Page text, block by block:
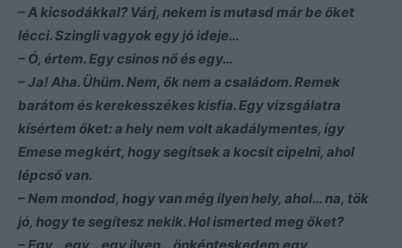
– A kicsodákkal? Várj, nekem is mutasd már be őket
lécci. Szingli vagyok egy jó ideje…
– Ó, értem. Egy csinos nő és egy…
– Ja! Aha. Ühüm. Nem, ők nem a családom. Remek
barátom és kerekesszékes kisfia. Egy vizsgálatra
kísértem őket: a hely nem volt akadálymentes, így
Emese megkért, hogy segítsek a kocsit cipelni, ahol
lépcső van.
– Nem mondod, hogy van még ilyen hely, ahol… na, tök
jó, hogy te segítesz nekik. Hol ismerted meg őket?
– Egy… egy… egy ilyen… önkénteskedem egy